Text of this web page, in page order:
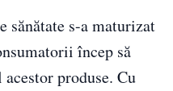
sănătate s-a maturizat
încep să
produse. Cu